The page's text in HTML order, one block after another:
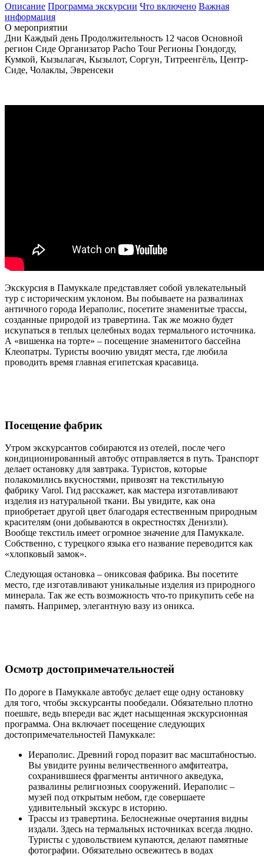
Описание Программа экскурсии Что включено Важная
информация
О мероприятии
Дни Каждый день Продолжительность 12 часов Основной
регион Сиде Организатор Pacho TourРегионы Гюндогду,
Кумкой, Кызылагач, Кызылот, Соргун, Титреенгёль, Центр-
Сиде, Чолаклы, Эвренсеки
Экскурсия в Памуккале представляет собой увлекательный
тур с историческим уклоном. Вы побываете на развалинах
античного города Иераполис, посетите знаменитые трассы,
созданные природой из травертина. Так же можно будет
искупаться в теплых целебных водах термального источника.
А «вишенка на торте» – посещение знаменитого бассейна
Клеопатры. Туристы воочию увидят места, где любила
проводить время главная египетская красавица.
Посещение фабрик
Утром экскурсантов собираются из отелей, после чего
кондиционированный автобус отправляется в путь. Транспорт
делает остановку для завтрака. Туристов, которые
полакомились вкусностями, привозят на текстильную
фабрику Varol. Гид расскажет, как мастера изготавливают
изделия из натуральной ткани. Вы увидите, как она
приобретает другой цвет благодаря естественным природным
красителям (они добываются в окрестностях Денизли).
Вообще текстиль имеет огромное значение для Памуккале.
Собственно, с турецкого языка его название переводится как
«хлопковый замок».
Следующая остановка – ониксовая фабрика. Вы посетите
место, где изготавливают уникальные изделия из природного
минерала. Так же есть возможность что-то прикупить себе на
память. Например, элегантную вазу из оникса.
Осмотр достопримечательностей
По дороге в Памуккале автобус делает еще одну остановку
для того, чтобы экскурсанты пообедали. Обязательно плотно
поешьте, ведь впереди вас ждет насыщенная экскурсионная
программа. Она включает посещение следующих
достопримечательностей Памуккале:
Иераполис. Древний город поразит вас масштабностью.
Вы увидите руины величественного амфитеатра,
сохранившиеся фрагменты античного акведука,
развалины религиозных сооружений. Иераполис –
музей под открытым небом, где совершаете
удивительный экскурс в историю.
Трассы из травертина. Белоснежные очертания видны
издали. Здесь на термальных источниках всегда людно.
Туристы с удовольствием купаются, делают памятные
фотографии. Обязательно освежитесь в водах